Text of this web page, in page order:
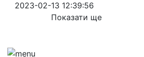
2023-02-13 12:39:56
Показати ще